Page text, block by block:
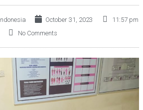
October 31, 2023
11:57 pm
No Comments